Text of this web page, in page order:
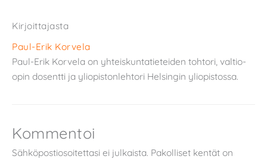
Kirjoittajasta
Paul-Erik Korvela
Paul-Erik Korvela on yhteiskuntatieteiden tohtori, valtio-
opin dosentti ja yliopistonlehtori Helsingin yliopistossa.
Kommentoi
Sähköpostiosoitettasi ei julkaista. Pakolliset kentät on